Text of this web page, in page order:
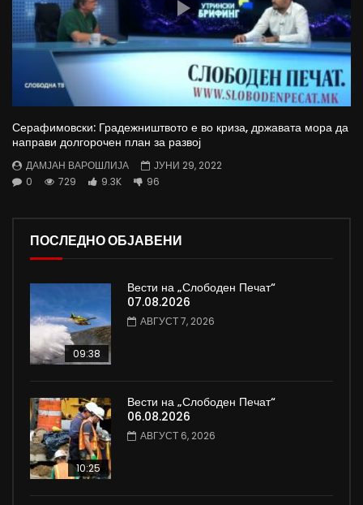
Серафимовски: Градежништвото е во криза, државата мора да
направи долгорочен план за развој
ДАМЈАН ВАРОШЛИЈА
ЈУНИ 29, 2022
0
729 9.3K 96
ПОСЛЕДНО ОБЈАВЕНИ
09:38
Вести на „Слободен Печат“
07.08.2026
АВГУСТ 7, 2026
10:25
Вести на „Слободен Печат“
06.08.2026
АВГУСТ 6, 2026